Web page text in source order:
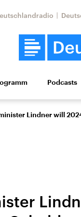
Wissen
Podcasts
Lindner will